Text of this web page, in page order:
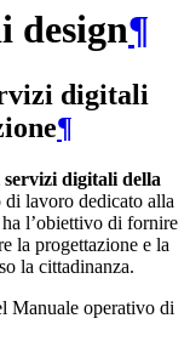
design¶
digitali
¶
digitali della
di lavoro dedicato alla
l’obiettivo di fornire
la progettazione e la
la cittadinanza.
Manuale operativo di